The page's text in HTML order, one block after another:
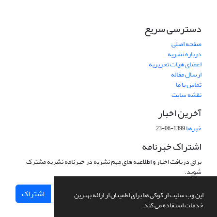
این وب سایت از کوکی ها برای اطمینان از ارائه بهترین
خدمات استفاده می کند.
دسترسی سریع
صفحه اصلی
درباره نشریه
اعضای هیات تحریریه
ارسال مقاله
تماس با ما
نقشه سایت
آخرین اخبار
خبرها1399-06-23
اشتراک خبرنامه
برای دریافت اخبار و اطلاعیه های مهم نشریه در خبرنامه نشریه مشترک
شوید.
اشتراک